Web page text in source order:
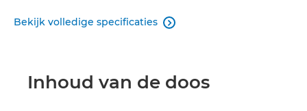
Bekijk volledige specificaties 
Inhoud van de doos